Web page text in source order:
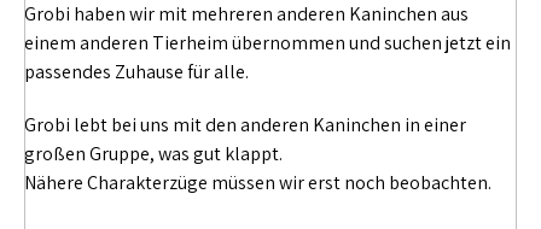
Grobi haben wir mit mehreren anderen Kaninchen aus
einem anderen Tierheim übernommen und suchen jetzt ein
passendes Zuhause für alle.
Grobi lebt bei uns mit den anderen Kaninchen in einer
großen Gruppe, was gut klappt.
Nähere Charakterzüge müssen wir erst noch beobachten.